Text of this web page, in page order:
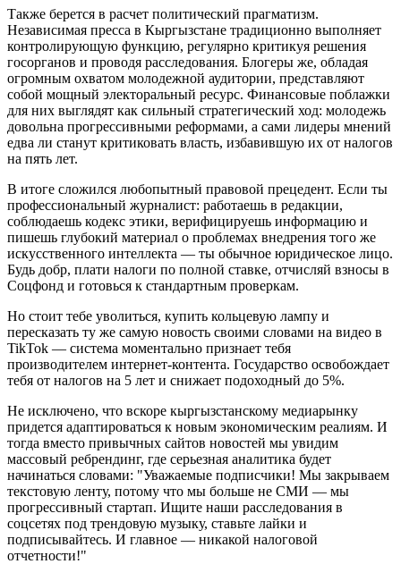
Tакже берется в расчет политический прагматизм.
Независимая пресса в Кыргызстане традиционно выполняет
контролирующую функцию, регулярно критикуя решения
госорганов и проводя расследования. Блогеры же, обладая
огромным охватом молодежной аудитории, представляют
собой мощный электоральный ресурс. Финансовые поблажки
для них выглядят как сильный стратегический ход: молодежь
довольна прогрессивными реформами, а сами лидеры мнений
едва ли станут критиковать власть, избавившую их от налогов
на пять лет.
В итоге сложился любопытный правовой прецедент. Если ты
профессиональный журналист: работаешь в редакции,
соблюдаешь кодекс этики, верифицируешь информацию и
пишешь глубокий материал о проблемах внедрения того же
искусственного интеллекта — ты обычное юридическое лицо.
Будь добр, плати налоги по полной ставке, отчисляй взносы в
Соцфонд и готовься к стандартным проверкам.
Но стоит тебе уволиться, купить кольцевую лампу и
пересказать ту же самую новость своими словами на видео в
TikTok — система моментально признает тебя
производителем интернет-контента. Государство освобождает
тебя от налогов на 5 лет и снижает подоходный до 5%.
Не исключено, что вскоре кыргызстанскому медиарынку
придется адаптироваться к новым экономическим реалиям. И
тогда вместо привычных сайтов новостей мы увидим
массовый ребрендинг, где серьезная аналитика будет
начинаться словами: "Уважаемые подписчики! Мы закрываем
текстовую ленту, потому что мы больше не СМИ — мы
прогрессивный стартап. Ищите наши расследования в
соцсетях под трендовую музыку, ставьте лайки и
подписывайтесь. И главное — никакой налоговой
отчетности!"